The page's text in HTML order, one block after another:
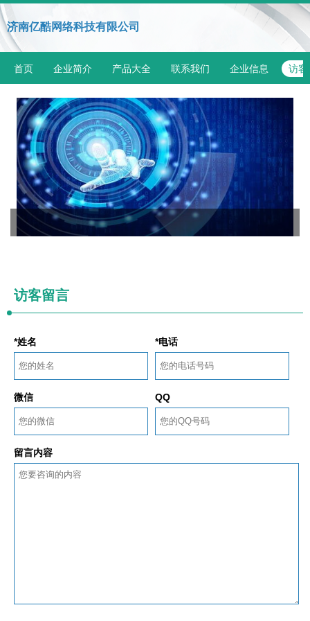
济南亿酷网络科技有限公司
首页 企业简介 产品大全 联系我们 企业信息 访客
访客留言
*姓名 *电话
微信 QQ
留言内容